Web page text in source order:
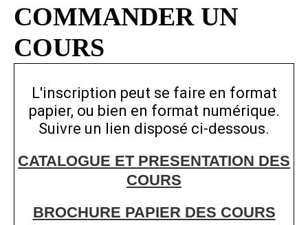
COMMANDER UN
COURS
L'inscription peut se faire en format
papier, ou bien en format numérique.
Suivre un lien disposé ci-dessous.
CATALOGUE ET PRESENTATION DES
COURS
BROCHURE PAPIER DES COURS